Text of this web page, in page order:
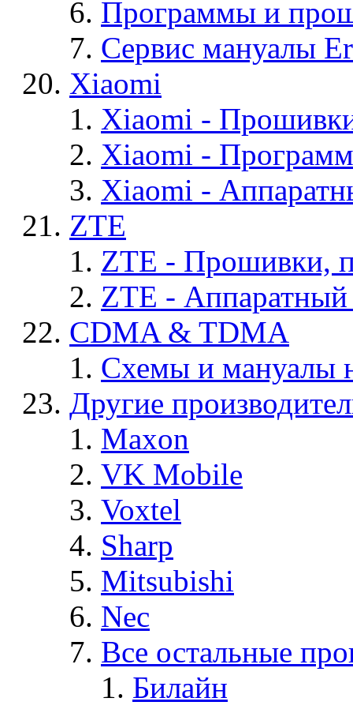
Программы и
Сервис мануалы
Xiaomi
Xiaomi -
Xiaomi -
Xiaomi -
ZTE
ZTE - Прошивки,
ZTE -
CDMA & TDMA
Схемы и мануалы
Другие
Maxon
VK Mobile
Voxtel
Sharp
Mitsubishi
Nec
Все остальные
Билайн